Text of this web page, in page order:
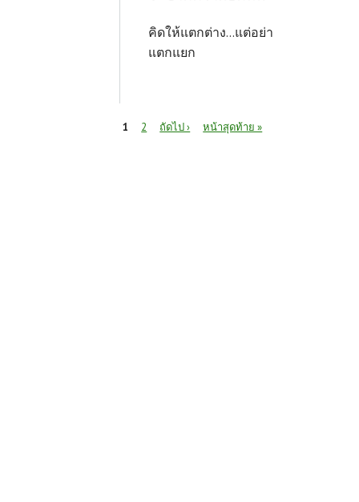
คิดให้แตกต่าง...แต่อย่า
แตกแยก
1 2 ถัดไป › หน้าสุดท้าย »